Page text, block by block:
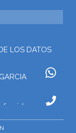
LOS DATOS
a
puedan